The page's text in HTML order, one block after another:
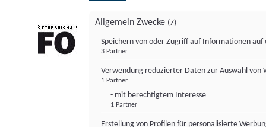
Allgemein Zwecke (7)
Speichern von oder Zugriff auf Informationen auf
3 Partner
Verwendung reduzierter Daten zur Auswahl von
1 Partner
- mit berechtigtem Interesse
1 Partner
Erstellung von Profilen für personalisierte
FONDS professionell